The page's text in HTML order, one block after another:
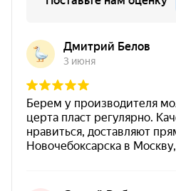
Температура нанесения:
асбестоцемент.
Способы нанесения:
безвоздушный и
Без грунта и